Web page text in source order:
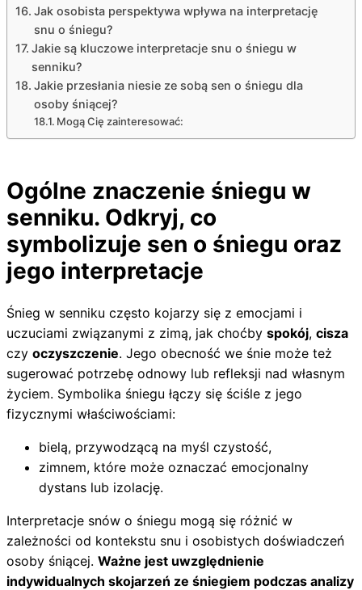
Jak osobista perspektywa wpływa na interpretację
snu o śniegu?
Jakie są kluczowe interpretacje snu o śniegu w
senniku?
Jakie przesłania niesie ze sobą sen o śniegu dla
osoby śniącej?
Mogą Cię zainteresować:
Ogólne znaczenie śniegu w
senniku. Odkryj, co
symbolizuje sen o śniegu oraz
jego interpretacje
Śnieg w senniku często kojarzy się z emocjami i
uczuciami związanymi z zimą, jak choćby spokój, cisza
czy oczyszczenie. Jego obecność we śnie może też
sugerować potrzebę odnowy lub refleksji nad własnym
życiem. Symbolika śniegu łączy się ściśle z jego
fizycznymi właściwościami:
bielą, przywodzącą na myśl czystość,
zimnem, które może oznaczać emocjonalny
dystans lub izolację.
Interpretacje snów o śniegu mogą się różnić w
zależności od kontekstu snu i osobistych doświadczeń
osoby śniącej. Ważne jest uwzględnienie
indywidualnych skojarzeń ze śniegiem podczas analizy